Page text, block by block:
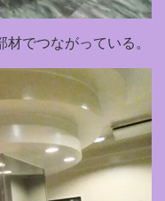
でつながっている。